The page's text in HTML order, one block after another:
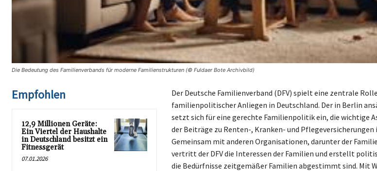
Die Bedeutung des Familienverbands für moderne Familienstrukturen (© Fuldaer Bote Archivbild)
Empfohlen
12,9 Millionen Geräte:
Ein Viertel der Haushalte
in Deutschland besitzt ein
Fitnessgerät
07.01.2026
Der Deutsche Familienverband (DFV) spielt eine zentrale
familienpolitischer Anliegen in Deutschland. Der in Berlin
setzt sich für eine gerechte Familienpolitik ein, die wichtige
der Beiträge zu Renten-, Kranken- und Pflegeversicherungen
Gemeinsam mit anderen Organisationen, darunter der
vertritt der DFV die Interessen der Familien und erstellt
die Bedürfnisse zeitgemäßer Familien abgestimmt sind. Mit